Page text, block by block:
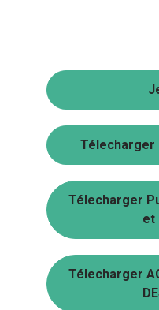
Télecharger
Télecharger
et
Télecharger